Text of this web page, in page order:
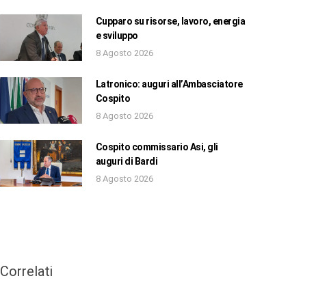
Cupparo su risorse, lavoro, energia
e sviluppo
8 Agosto 2026
Latronico: auguri all’Ambasciatore
Cospito
8 Agosto 2026
Cospito commissario Asi, gli
auguri di Bardi
8 Agosto 2026
Correlati